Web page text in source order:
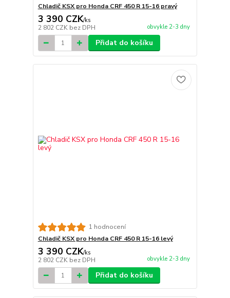
Chladič KSX pro Honda CRF 450 R 15-16 pravý
3 390 CZK/ks
2 802 CZK bez DPH obvykle 2-3 dny
Přidat do košíku
1 hodnocení
Chladič KSX pro Honda CRF 450 R 15-16 levý
3 390 CZK/ks
2 802 CZK bez DPH obvykle 2-3 dny
Přidat do košíku